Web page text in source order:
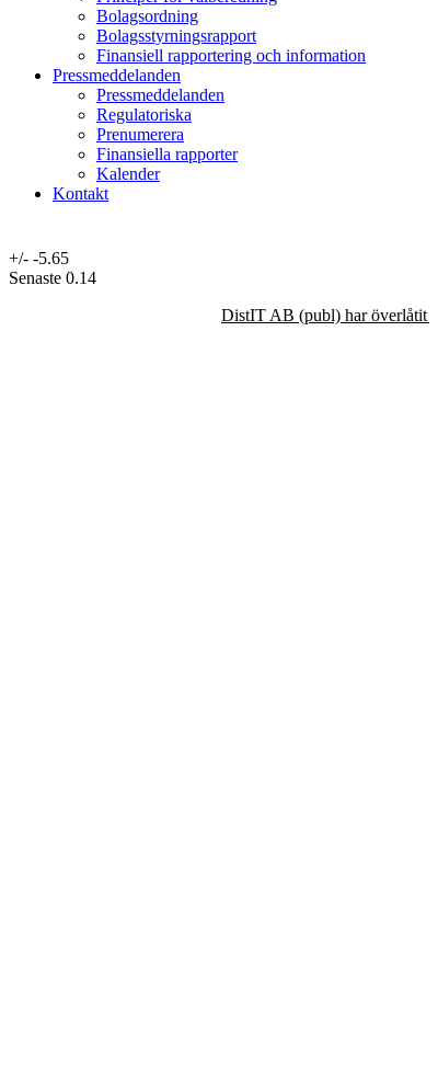
Bolagsordning
Bolagsstyrningsrapport
Finansiell rapportering och information
Pressmeddelanden
Pressmeddelanden
Regulatoriska
Prenumerera
Finansiella rapporter
Kalender
Kontakt
+/- -5.65
Senaste 0.14
DistIT AB (publ) har överlåtit